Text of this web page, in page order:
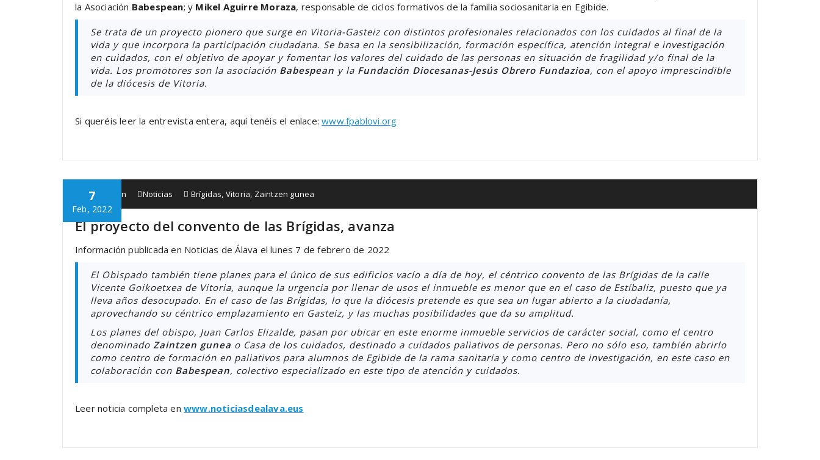
la Asociación Babespean; y Mikel Aguirre Moraza, responsable de ciclos formativos de la familia sociosanitaria en Egibide.
Se trata de un proyecto pionero que surge en Vitoria-Gasteiz con distintos profesionales relacionados con los cuidados al final de la
vida y que incorpora la participación ciudadana. Se basa en la sensibilización, formación específica, atención integral e investigación
en cuidados, con el objetivo de apoyar y fomentar los valores del cuidado de las personas en situación de fragilidad y/o final de la
vida. Los promotores son la asociación Babespean y la Fundación Diocesanas-Jesús Obrero Fundazioa, con el apoyo imprescindible
de la diócesis de Vitoria.
Si queréis leer la entrevista entera, aquí tenéis el enlace:www.fpablovi.org
7
Feb, 2022
Babespean Noticias Brígidas, Vitoria, Zaintzen gunea
El proyecto del convento de las Brígidas, avanza
Información publicada en Noticias de Álava el lunes 7 de febrero de 2022
El Obispado también tiene planes para el único de sus edificios vacío a día de hoy, el céntrico convento de las Brígidas de la calle
Vicente Goikoetxea de Vitoria, aunque la urgencia por llenar de usos el inmueble es menor que en el caso de Estíbaliz, puesto que ya
lleva años desocupado. En el caso de las Brígidas, lo que la diócesis pretende es que sea un lugar abierto a la ciudadanía,
aprovechando su céntrico emplazamiento en Gasteiz, y las muchas posibilidades que da su amplitud.
Los planes del obispo, Juan Carlos Elizalde, pasan por ubicar en este enorme inmueble servicios de carácter social, como el centro
denominado Zaintzen gunea o Casa de los cuidados, destinado a cuidados paliativos de personas. Pero no sólo eso, también abrirlo
como centro de formación en paliativos para alumnos de Egibide de la rama sanitaria y como centro de investigación, en este caso en
colaboración con Babespean, colectivo especializado en este tipo de atención y cuidados.
Leer noticia completa en www.noticiasdealava.eus